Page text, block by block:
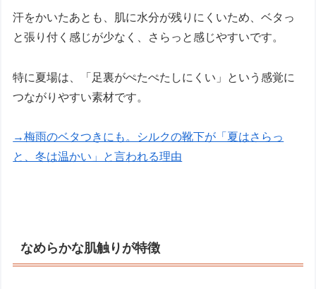
汗をかいたあとも、肌に水分が残りにくいため、ベタっ
と張り付く感じが少なく、さらっと感じやすいです。
特に夏場は、「足裏がぺたぺたしにくい」という感覚に
つながりやすい素材です。
→梅雨のベタつきにも。シルクの靴下が「夏はさらっ
と、冬は温かい」と言われる理由
なめらかな肌触りが特徴